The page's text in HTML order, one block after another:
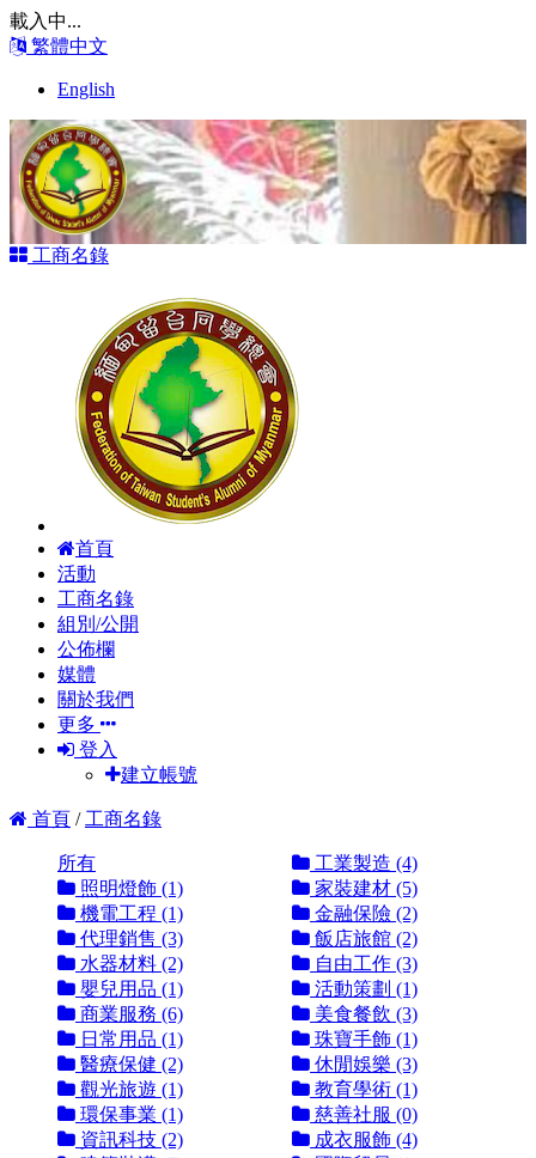
載入中...
繁體中文
English
工商名錄
首頁
活動
工商名錄
組別/公開
公佈欄
媒體
關於我們
更多
登入
建立帳號
首頁 / 工商名錄
所有
工業製造 (4)
照明燈飾 (1)
家裝建材 (5)
機電工程 (1)
金融保險 (2)
代理銷售 (3)
飯店旅館 (2)
水器材料 (2)
自由工作 (3)
嬰兒用品 (1)
活動策劃 (1)
商業服務 (6)
美食餐飲 (3)
日常用品 (1)
珠寶手飾 (1)
醫療保健 (2)
休閒娛樂 (3)
觀光旅遊 (1)
教育學術 (1)
環保事業 (1)
慈善社服 (0)
資訊科技 (2)
成衣服飾 (4)